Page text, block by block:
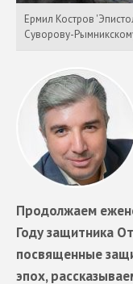
Ермил Костров
Суворову-
Продолжаем
Году защитника
посвященные
эпох,